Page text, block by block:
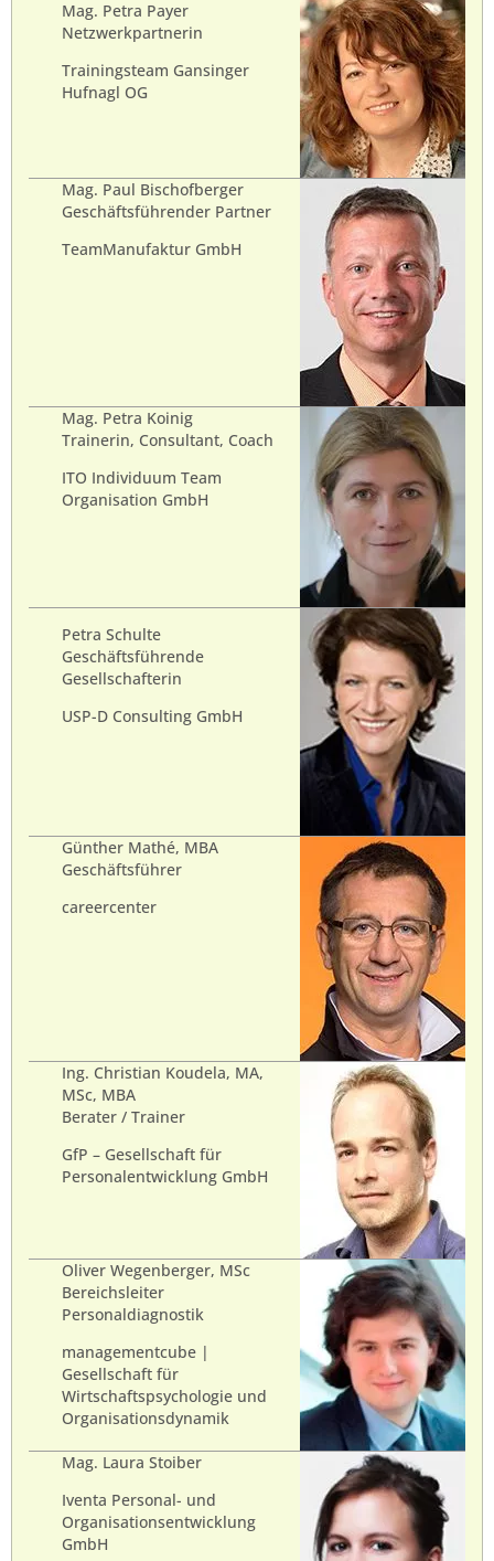
Mag. Petra Payer
Netzwerkpartnerin
Trainingsteam Gansinger
Hufnagl OG
Mag. Paul Bischofberger
Geschäftsführender Partner
TeamManufaktur GmbH
Mag. Petra Koinig
Trainerin, Consultant, Coach
ITO Individuum Team
Organisation GmbH
Petra Schulte
Geschäftsführende
Gesellschafterin
USP-D Consulting GmbH
Günther Mathé, MBA
Geschäftsführer
careercenter
Ing. Christian Koudela, MA,
MSc, MBA
Berater / Trainer
GfP – Gesellschaft für
Personalentwicklung GmbH
Oliver Wegenberger, MSc
Bereichsleiter
Personaldiagnostik
managementcube |
Gesellschaft für
Wirtschaftspsychologie und
Organisationsdynamik
Mag. Laura Stoiber
Iventa Personal- und
Organisationsentwicklung
GmbH